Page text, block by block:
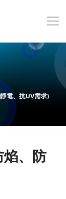
電、抗UV需求)
焰、防